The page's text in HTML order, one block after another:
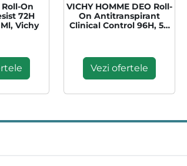
On
72H
Vichy
VICHY HOMME DEO Roll-
On Antitranspirant
Clinical Control 96H, 50
Vezi ofertele